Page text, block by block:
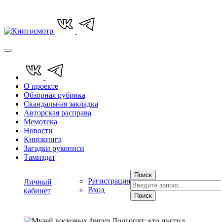
О проекте
Обзорная рубрика
Скандальная закладка
Авторская расправа
Мемотека
Новости
Кинокнига
Загадки рукописи
Тамиздат
Личный
кабинет
Регистрация
Вход
Поиск
Поиск